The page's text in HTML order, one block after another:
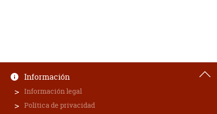
Información
Información legal
Política de privacidad